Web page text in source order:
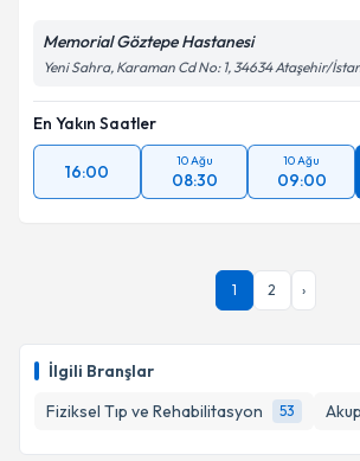
İlgili Branşlar
Fiziksel Tıp ve Rehabilitasyon
53
Memorial Göztepe Hastanesi
Yeni Sahra, Karaman Cd No: 1, 34634 Ataşehir/
En Yakın Saatler
16:00
10 Ağu
08:30
10 Ağu
09:00
1 2 ›